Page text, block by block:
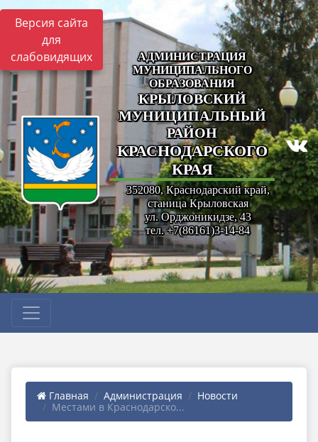
Версия сайта
для
слабовидящих
АДМИНИСТРАЦИЯ
МУНИЦИПАЛЬНОГО
ОБРАЗОВАНИЯ
КРЫЛОВСКИЙ
МУНИЦИПАЛЬНЫЙ
РАЙОН
КРАСНОДАРСКОГО
КРАЯ
352080, Краснодарский край,
станица Крыловская
ул. Орджоникидзе, 43
тел. +7(86161)3-14-84
Главная Администрация
Новости
Местами в Краснодарско...